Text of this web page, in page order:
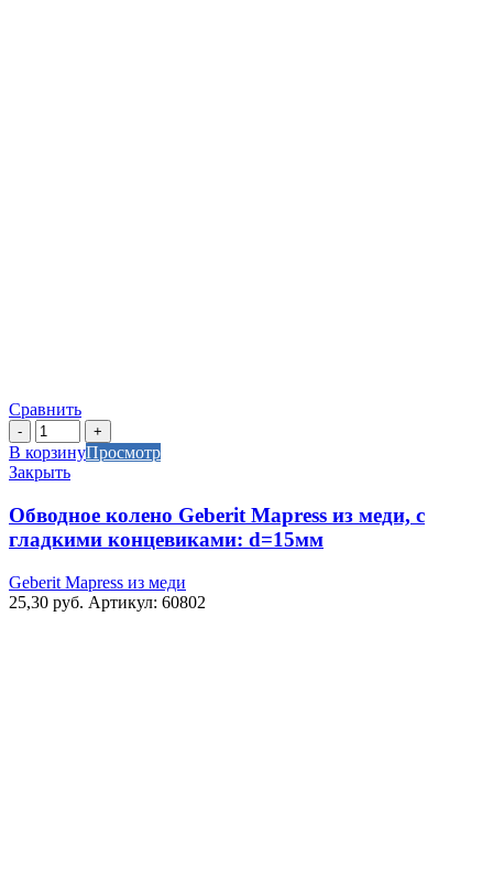
Сравнить
Количество
товара
Обводное
колено
Geberit
Mapress
из
с
гладкими
В корзинуПросмотр
Закрыть
Обводное колено Geberit Mapress из меди, с
гладкими концевиками: d=15мм
Geberit Mapress из меди
25,30 руб. Артикул: 60802